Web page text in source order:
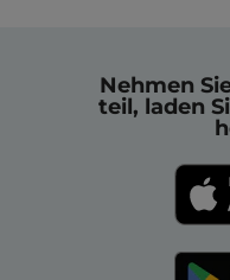
Nehmen
teil, laden